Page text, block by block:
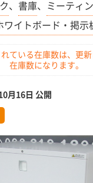
、 書庫、 ミーティ
ワイトボード・掲示
ている在庫数は、更新
在庫数になります。
月16日 公開